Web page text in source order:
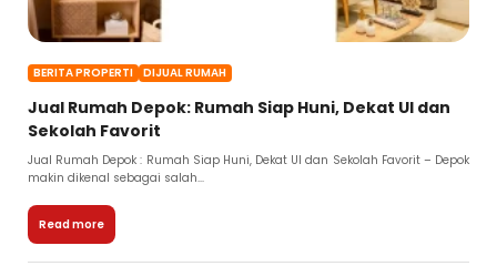
BERITA PROPERTI DIJUAL RUMAH
Jual Rumah Depok: Rumah Siap Huni, Dekat UI dan
Sekolah Favorit
Jual Rumah Depok : Rumah Siap Huni, Dekat UI dan Sekolah Favorit – Depok
makin dikenal sebagai salah...
Read more